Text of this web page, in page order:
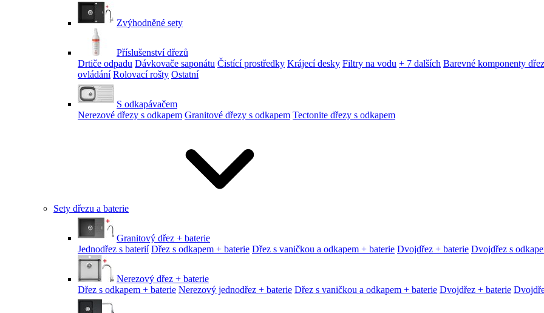
Zvýhodněné sety
Příslušenství dřezů
Drtiče odpadu Dávkovače saponátu Čistící prostředky Krájecí desky Filtry na vodu + 7 dalších Barevné komponenty
ovládání Rolovací rošty Ostatní
S odkapávačem
Nerezové dřezy s odkapem Granitové dřezy s odkapem Tectonite dřezy s odkapem
Sety dřezu a baterie
Granitový dřez + baterie
Jednodřez s baterií Dřez s odkapem + baterie Dřez s vaničkou a odkapem + baterie Dvojdřez + baterie Dvojdřez s
Nerezový dřez + baterie
Dřez s odkapem + baterie Nerezový jednodřez + baterie Dřez s vaničkou a odkapem + baterie Dvojdřez + baterie